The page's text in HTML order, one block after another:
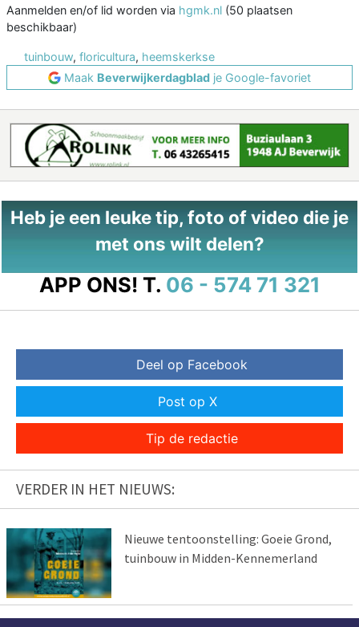
Aanmelden en/of lid worden via hgmk.nl (50 plaatsen
beschikbaar)
tuinbouw, floricultura, heemskerkse
Maak Beverwijkerdagblad je Google-favoriet
Heb je een leuke tip, foto of video die je
met ons wilt delen?
APP ONS! T. 06 - 574 71 321
Deel op Facebook
Post op X
Tip de redactie
VERDER IN HET NIEUWS:
Nieuwe tentoonstelling: Goeie Grond,
tuinbouw in Midden-Kennemerland